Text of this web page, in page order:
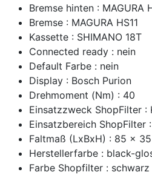
Bremse hinten : MAGURA
Bremse : MAGURA HS11
Kassette : SHIMANO 18T
Connected ready : nein
Default Farbe : nein
Display : Bosch Purion
Drehmoment (Nm) : 40
Einsatzzweck ShopFilter :
Einsatzbereich ShopFilter
Faltmaß (LxBxH) : 85 x
Herstellerfarbe : black-
Farbe Shopfilter : schwarz